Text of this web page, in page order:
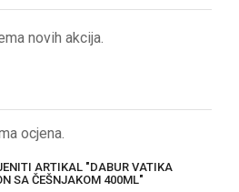
novih akcija.
ocjena.
ARTIKAL "DABUR VATIKA
SA ČEŠNJAKOM 400ML"